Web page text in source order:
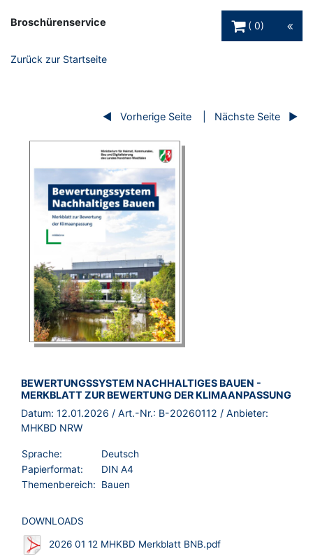
Broschürenservice
0
Zurück zur Startseite
Vorherige Seite Nächste Seite
BROSCHÜRE:
BEWERTUNGSSYSTEM NACHHALTIGES BAUEN -
MERKBLATT ZUR BEWERTUNG DER KLIMAANPASSUNG
Datum: 12.01.2026 / Art.-Nr.: B-20260112 / Anbieter:
MHKBD NRW
Sprache:
Deutsch
Papierformat:
DIN A4
Themenbereich:
Bauen
DOWNLOADS
2026 01 12 MHKBD Merkblatt BNB.pdf